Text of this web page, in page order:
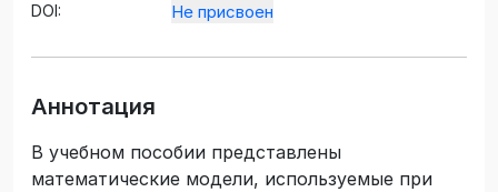
DOI:
Не присвоен
Аннотация
В учебном пособии представлены
математические модели, используемые при